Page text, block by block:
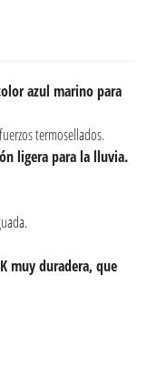
azul marino para
termosellados.
ligera para la lluvia.
muy duradera, que